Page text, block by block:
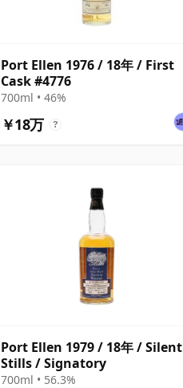
Port Ellen 1976 / 18年 / First
Cask #4776
700ml • 46%
￥18万 ?
Port Ellen 1979 / 18年 / Silent
Stills / Signatory
700ml • 56.3%